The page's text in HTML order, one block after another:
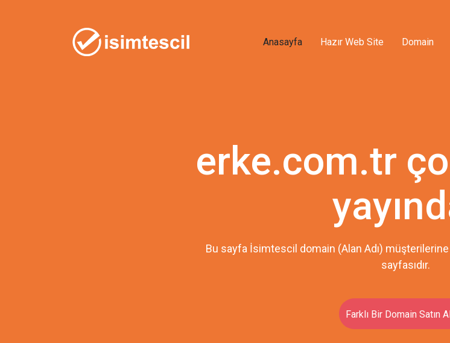
Anasayfa Hazır Web Site Domain
erke.com.tr
Bu sayfa İsimtescil domain (Alan Adı)
sayfasıdır.
Farklı Bir Domain Satın